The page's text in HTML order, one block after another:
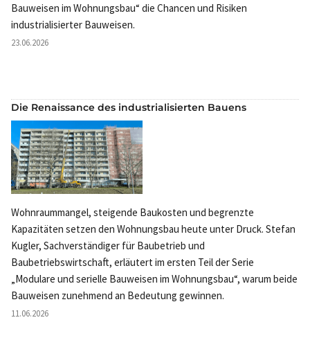
Bauweisen im Wohnungsbau“ die Chancen und Risiken
industrialisierter Bauweisen.
23.06.2026
Die Renaissance des industrialisierten Bauens
Wohnraummangel, steigende Baukosten und begrenzte
Kapazitäten setzen den Wohnungsbau heute unter Druck. Stefan
Kugler, Sachverständiger für Baubetrieb und
Baubetriebswirtschaft, erläutert im ersten Teil der Serie
„Modulare und serielle Bauweisen im Wohnungsbau“, warum beide
Bauweisen zunehmend an Bedeutung gewinnen.
11.06.2026